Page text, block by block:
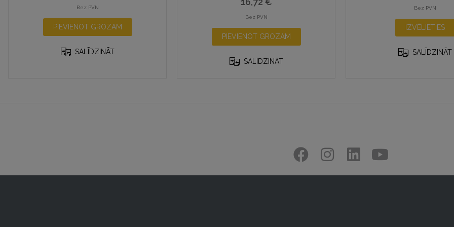
Bez PVN
PIEVIENOT GROZAM
SALĪDZINĀT
Bez PVN
PIEVIENOT GROZAM
SALĪDZINĀT
Bez PVN
IZVĒLIETIES
SALĪDZINĀT